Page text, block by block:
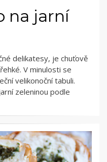
na jarní
delikatesy, je chuťově
V minulosti se
velikonoční tabuli.
zeleninou podle